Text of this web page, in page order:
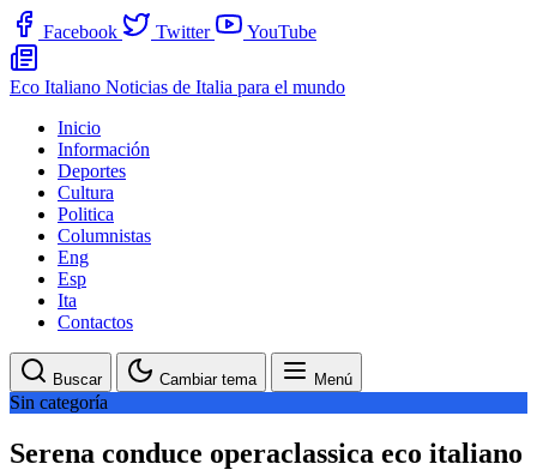
Facebook Twitter YouTube
Eco Italiano Noticias de Italia para el mundo
Inicio
Información
Deportes
Cultura
Politica
Columnistas
Eng
Esp
Ita
Contactos
Buscar Cambiar tema Menú
Sin categoría
Serena conduce operaclassica eco italiano